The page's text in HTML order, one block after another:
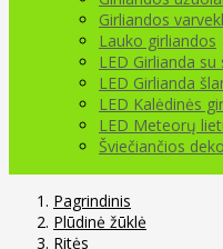
Girliandos
Lauko girliandos
LED Girlianda
LED Girlianda
LED Kalėdinės
LED Meteorų
Šviečiančios
Pagrindinis
Plūdinė žūklė
Ritės